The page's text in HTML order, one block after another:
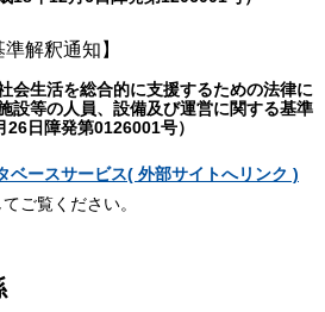
解釈通知】
会生活を総合的に支援するための法律に
設等の人員、設備及び運営に関する基準
日障発第0126001号）
ベースサービス( 外部サイトへリンク )
ご覧ください。